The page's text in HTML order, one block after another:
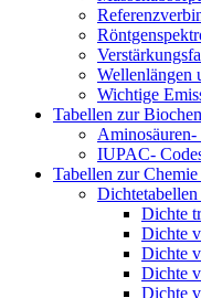
Wellenlängen
Wichtige
Tabellen zur
IUPAC-
Tabellen zur Chemie
Dichtetabellen
Dichte
Dichte
Dichte
Dichte
Dichte